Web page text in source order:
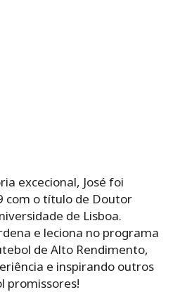
excecional, José foi
com o título de Doutor
de Lisboa.
e leciona no programa
de Alto Rendimento,
e inspirando outros
promissores!